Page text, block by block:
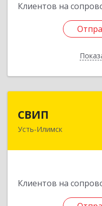
Клиентов на
СВИП
Усть-Илимск
Клиентов на
666685,